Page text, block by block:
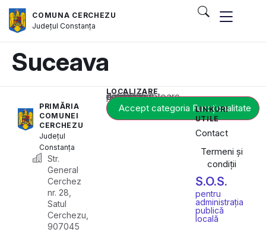
COMUNA CERCHEZU
JudețulConstanța
Suceava
PRIMĂRIA
COMUNEI
CERCHEZU
Județul
Constanța
Str.
General
Cerchez
nr. 28,
Satul
Cerchezu,
907045
LOCALIZARE
Acest conținut este blocat până când acceptați categoria corespunzătoare de cookie-uri.
Accept categoria Funcționalitate
LINKURI
UTILE
Contact
Termeni și
condiții
S.O.S.
pentru
administrația
publică
locală